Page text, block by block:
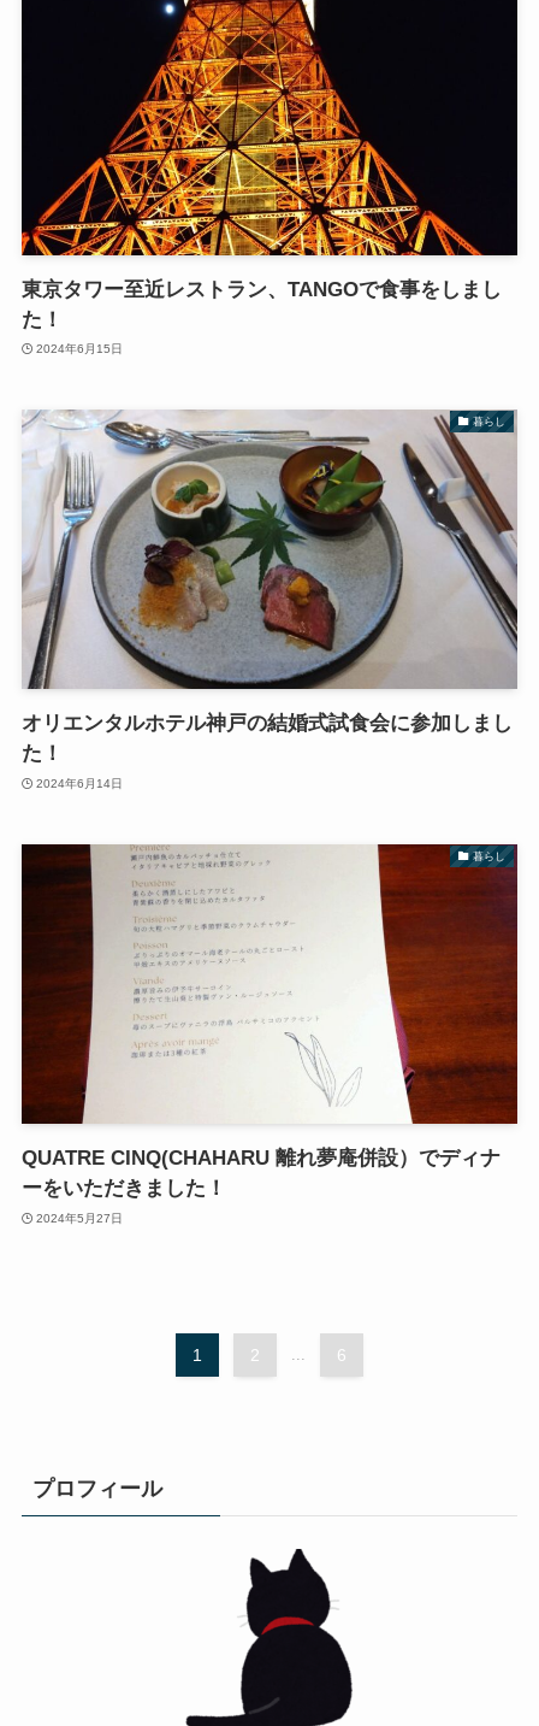
東京タワー至近レストラン、TANGOで食事をしまし
た！
2024年6月15日
暮らし
オリエンタルホテル神戸の結婚式試食会に参加しまし
た！
2024年6月14日
暮らし
QUATRE CINQ(CHAHARU 離れ夢庵併設）でディナ
ーをいただきました！
2024年5月27日
1 2 ... 6
プロフィール